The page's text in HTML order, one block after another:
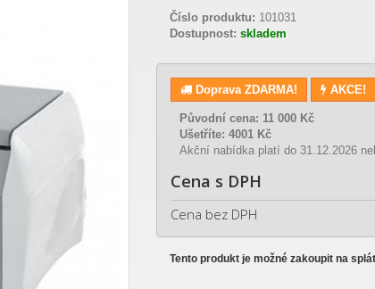
Číslo produktu: 101031
Dostupnost: skladem
Doprava ZDARMA! AKCE!
Původní cena: 11 000 Kč
Ušetříte: 4001 Kč
Akční nabídka platí do 31.12.2026
Cena s DPH
Cena bez DPH
Tento produkt je možné zakoupit na